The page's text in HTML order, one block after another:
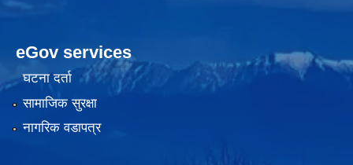
eGov services
घटना दर्ता
सामाजिक सुरक्षा
नागरिक वडापत्र